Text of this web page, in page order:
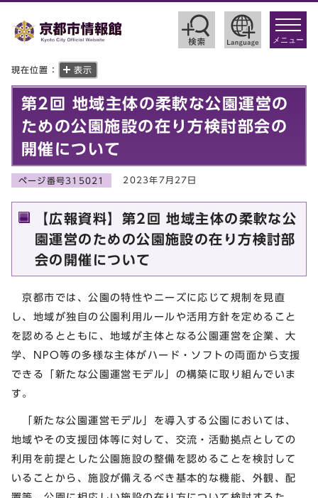
toggle
メニュー
現在位置： 表示
第2回 地域主体の柔軟な公園運営の
ための公園施設の在り方検討部会の
開催について
ページ番号315021 2023年7月27日
【広報資料】第2回 地域主体の柔軟な公
園運営のための公園施設の在り方検討部
会の開催について
京都市では、公園の特性やニーズに応じて規制を見直
し、地域が独自の公園利用ルールや活用方針を定めること
を認めるとともに、地域が主体となる公園運営を企業、大
学、NPO等の多様な主体がハード・ソフトの両面から支援
できる「新たな公園運営モデル」の構築に取り組んでいま
す。
「新たな公園運営モデル」を導入する公園においては、
地域やその支援団体等に対して、交流・活動拠点としての
利用を前提とした公園施設の整備を認めることを検討して
いることから、施設が備えるべき基本的な機能、外観、配